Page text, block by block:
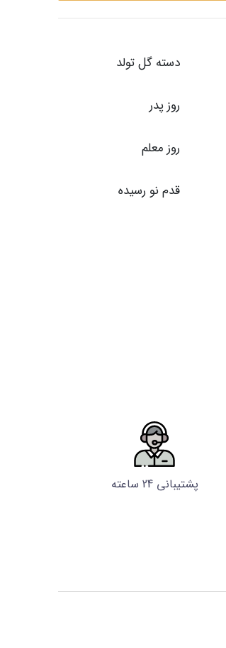
دسته گل تولد
روز پدر
روز معلم
قدم نو رسیده
پشتیبانی 24 ساعته